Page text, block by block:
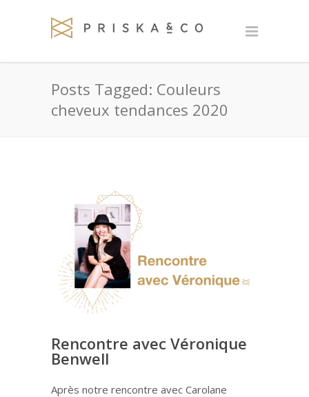
Posts Tagged: Couleurs
cheveux tendances 2020
Rencontre avec Véronique
Benwell
Après notre rencontre avec Carolane